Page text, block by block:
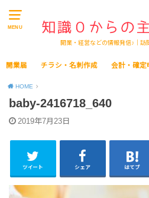
MENU
開業・経営などの情報発信♪｜訪
開業届 チラシ・名刺作成 会計・確定
HOME
baby-2416718_640
2019年7月23日
ツイート シェア はてブ